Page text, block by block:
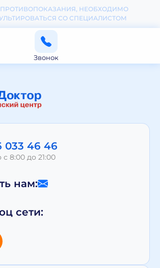
НЕОБХОДИМО
СО СПЕЦИАЛИСТОМ
Звонок
033 46 46
8:00 до 21:00
нам:
сети: